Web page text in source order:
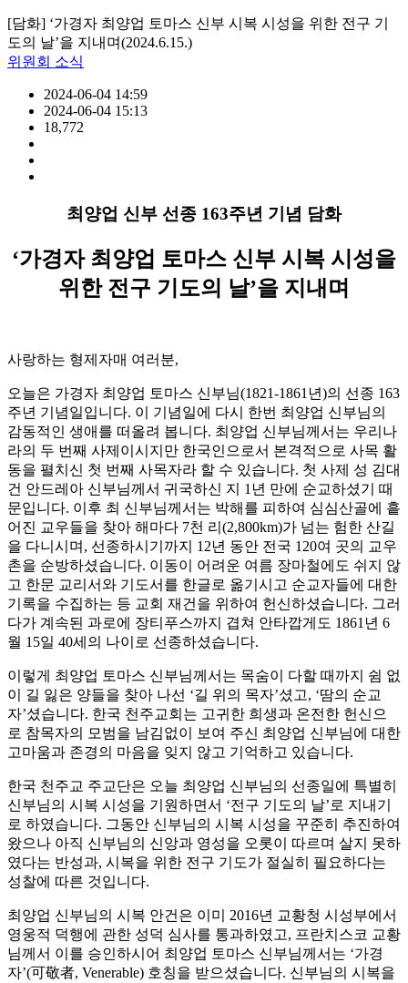
[담화] ‘가경자 최양업 토마스 신부 시복 시성을 위한 전구 기
도의 날’을 지내며(2024.6.15.)
위원회 소식
2024-06-04 14:59
2024-06-04 15:13
18,772
최양업 신부 선종 163주년 기념 담화
‘가경자 최양업 토마스 신부 시복 시성을
위한 전구 기도의 날’을 지내며
사랑하는 형제자매 여러분,
오늘은 가경자 최양업 토마스 신부님(1821-1861년)의 선종 163
주년 기념일입니다. 이 기념일에 다시 한번 최양업 신부님의
감동적인 생애를 떠올려 봅니다. 최양업 신부님께서는 우리나
라의 두 번째 사제이시지만 한국인으로서 본격적으로 사목 활
동을 펼치신 첫 번째 사목자라 할 수 있습니다. 첫 사제 성 김대
건 안드레아 신부님께서 귀국하신 지 1년 만에 순교하셨기 때
문입니다. 이후 최 신부님께서는 박해를 피하여 심심산골에 흩
어진 교우들을 찾아 해마다 7천 리(2,800km)가 넘는 험한 산길
을 다니시며, 선종하시기까지 12년 동안 전국 120여 곳의 교우
촌을 순방하셨습니다. 이동이 어려운 여름 장마철에도 쉬지 않
고 한문 교리서와 기도서를 한글로 옮기시고 순교자들에 대한
기록을 수집하는 등 교회 재건을 위하여 헌신하셨습니다. 그러
다가 계속된 과로에 장티푸스까지 겹쳐 안타깝게도 1861년 6
월 15일 40세의 나이로 선종하셨습니다.
이렇게 최양업 토마스 신부님께서는 목숨이 다할 때까지 쉼 없
이 길 잃은 양들을 찾아 나선 ‘길 위의 목자’셨고, ‘땀의 순교
자’셨습니다. 한국 천주교회는 고귀한 희생과 온전한 헌신으
로 참목자의 모범을 남김없이 보여 주신 최양업 신부님에 대한
고마움과 존경의 마음을 잊지 않고 기억하고 있습니다.
한국 천주교 주교단은 오늘 최양업 신부님의 선종일에 특별히
신부님의 시복 시성을 기원하면서 ‘전구 기도의 날’로 지내기
로 하였습니다. 그동안 신부님의 시복 시성을 꾸준히 추진하여
왔으나 아직 신부님의 신앙과 영성을 오롯이 따르며 살지 못하
였다는 반성과, 시복을 위한 전구 기도가 절실히 필요하다는
성찰에 따른 것입니다.
최양업 신부님의 시복 안건은 이미 2016년 교황청 시성부에서
영웅적 덕행에 관한 성덕 심사를 통과하였고, 프란치스코 교황
님께서 이를 승인하시어 최양업 토마스 신부님께서는 ‘가경
자’(可敬者, Venerable) 호칭을 받으셨습니다. 신부님의 시복을